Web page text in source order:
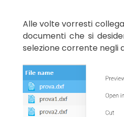
Alle volte vorresti
documenti che si
selezione corrente negli